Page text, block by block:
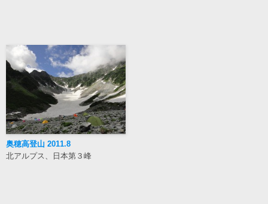
奥穂高登山 2011.8
北アルプス、日本第３峰